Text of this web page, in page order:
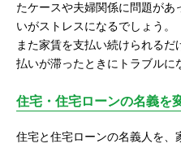
たケースや夫婦関係に問題が
いがストレスになるでしょう。
また家賃を支払い続けられる
払いが滞ったときにトラブルに
住宅・住宅ローンの名義を
住宅と住宅ローンの名義人を